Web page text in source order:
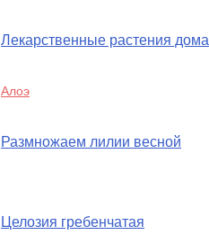
Лекарственные растения дома
Алоэ
Размножаем лилии весной
Целозия гребенчатая